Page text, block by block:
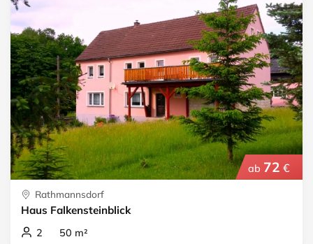
ab 72 €
Rathmannsdorf
Haus Falkensteinblick
2 50 m²